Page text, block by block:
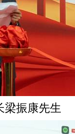
梁振康先生